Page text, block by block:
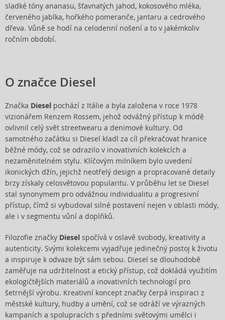
sladké tóny ananasu, šťavnatých jahod, kokosového mléka,
červeného jablka, hořkého pomeranče, jantaru a cedrového
dřeva. Vůně se hodí na celodenní nošení a to v jakémkoliv
ročním období.
O značce Diesel
Značka Diesel pochází z Itálie a byla založena v roce 1978
vizionářem Renzem Rossem, jehož odvážný přístup k módě
ovlivnil celý svět streetwearu a denimové kultury. Od
samotného začátku si Diesel kladl za cíl překračovat hranice
běžné módy, což se odrazilo v inovativních kolekcích a
nezaměnitelném stylu. Klíčovým milníkem bylo uvedení
ikonických džín, jejichž neotřelý design a propracované detaily
brzy získaly celosvětovou popularitu. V průběhu let se Diesel
stal synonymem pro odvážnou individualitu a progresivní
přístup, čímž si vybudoval silné postavení nejen v oblasti módy,
ale i v segmentu vůní a doplňků.
Filozofie značky Diesel spočívá v oslavě svobody, kreativity a
autenticity. Svými kolekcemi vyjadřuje jedinečný postoj k životu
a inspiruje k odvaze být sám sebou. Diesel se dlouhodobě
zaměřuje na udržitelnost a etický přístup, což dokládá využitím
ekologičtějších materiálů a inovativních technologií pro
šetrnější výrobu. Kreativní koncept značky čerpá inspiraci z
městské kultury, hudby a umění, což se odráží ve výrazných
kampaních a spolupracích s předními světovými umělci i